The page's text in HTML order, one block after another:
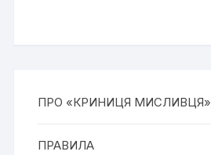
ПРО «КРИНИЦЯ МИСЛИВЦЯ»
ПРАВИЛА